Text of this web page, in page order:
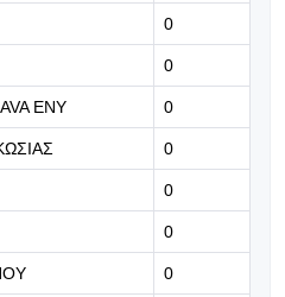
σε δημοπρασία με...
τιμή εκκίνησης η
το γκολ με «το χέρι του
| 20:15
αντίπαλος - καλή εμφάνιση
| 20:02
βρήκε τρόπο να νιώθει
0
0
ΕΝΥ 0
0
0
0
0